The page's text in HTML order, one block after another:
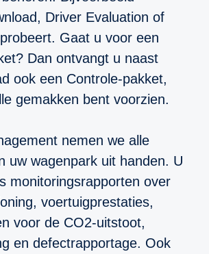
Driver Evaluation of
Gaat u voor een
Dan ontvangt u naast
ook een Controle-pakket,
gemakken bent voorzien.
nemen we alle
uw wagenpark uit handen. U
monitoringsrapporten over
voertuigprestaties,
voor de CO2-uitstoot,
en defectrapportage. Ook